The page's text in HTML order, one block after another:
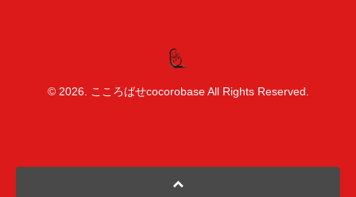
© 2026. こころばせcocorobase All Rights Reserved.